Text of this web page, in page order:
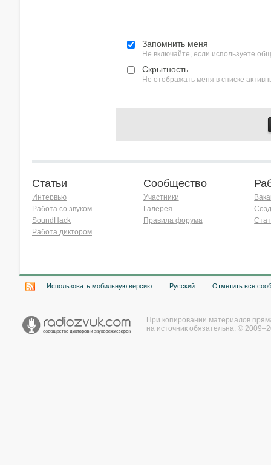
Запомнить меня
Не включайте, если используете
Скрытность
Не отображать меня в списке
Статьи
Интервью
Работа со звуком
SoundHack
Работа диктором
Сообщество
Участники
Галерея
Правила форума
Использовать мобильную версию Русский Отметить все
При копировании материалов
на источник обязательна. ©